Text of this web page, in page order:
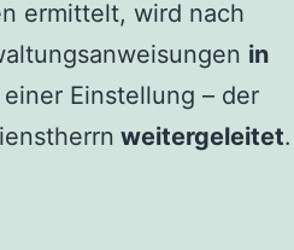
ermittelt, wird nach
in
Einstellung – der
weitergeleitet.